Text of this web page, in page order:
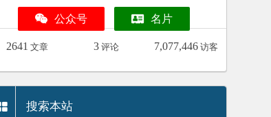
公众号 名片
2641 文章 3 评论 7,077,446 访客
搜索本站